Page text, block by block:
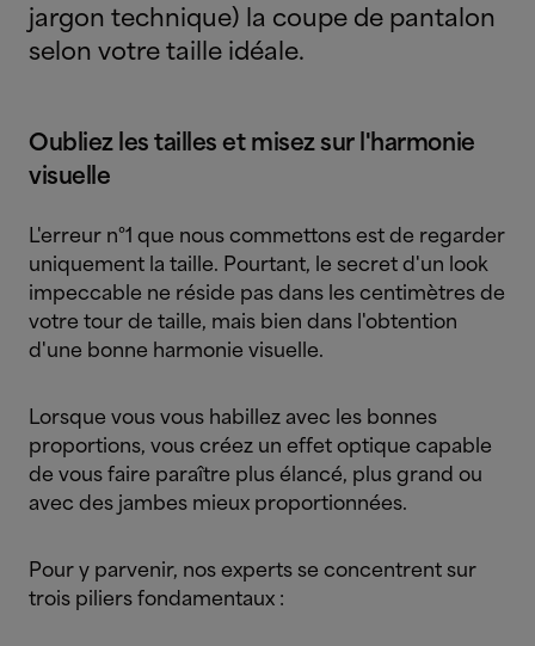
jargon technique) la coupe de pantalon
selon votre taille idéale.
Oubliez les tailles et misez sur l'harmonie
visuelle
L'erreur n°1 que nous commettons est de regarder
uniquement la taille. Pourtant, le secret d'un look
impeccable ne réside pas dans les centimètres de
votre tour de taille, mais bien dans l'obtention
d'une bonne harmonie visuelle.
Lorsque vous vous habillez avec les bonnes
proportions, vous créez un effet optique capable
de vous faire paraître plus élancé, plus grand ou
avec des jambes mieux proportionnées.
Pour y parvenir, nos experts se concentrent sur
trois piliers fondamentaux :